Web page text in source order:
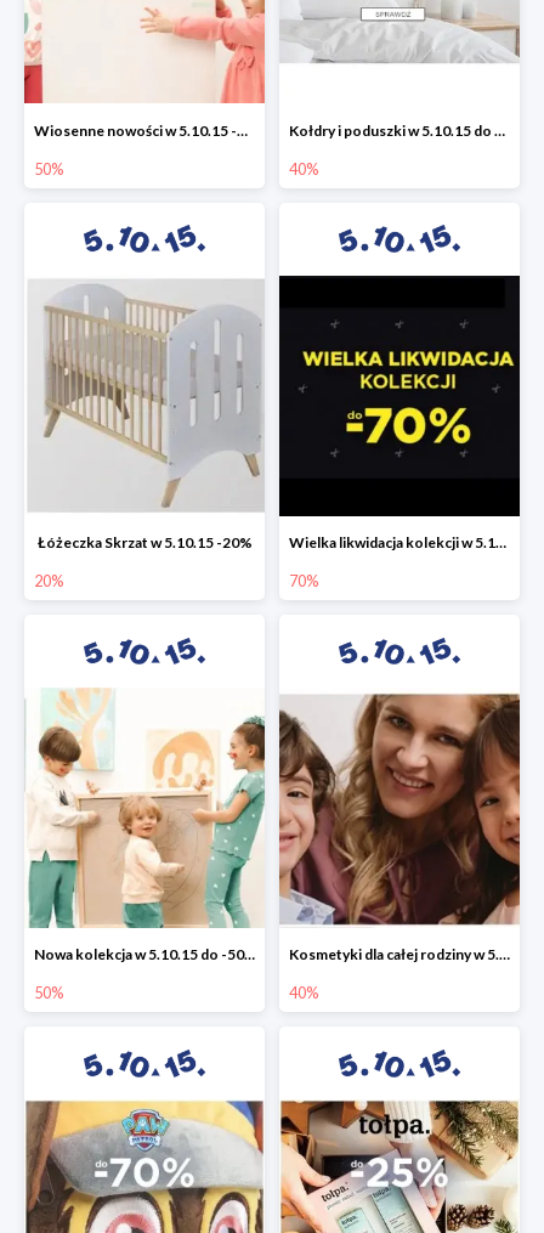
Wiosenne nowości w 5.10.15 -50%
50%
Kołdry i poduszki w 5.10.15 do -40%
40%
Łóżeczka Skrzat w 5.10.15 -20%
20%
Wielka likwidacja kolekcji w 5.10.15 do -70%
70%
Nowa kolekcja w 5.10.15 do -50%
50%
Kosmetyki dla całej rodziny w 5.10.15 do -40%
40%